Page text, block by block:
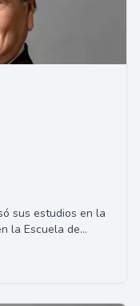
sus estudios en la
la Escuela de